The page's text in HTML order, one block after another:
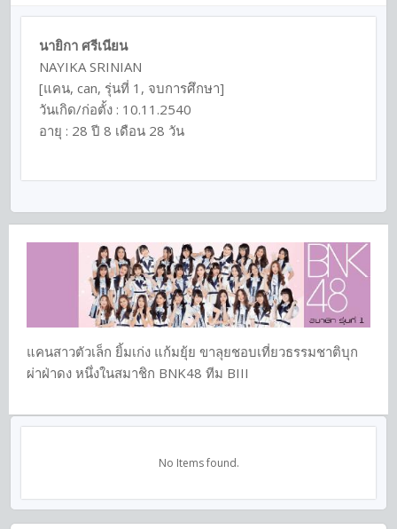
นายิกา ศรีเนียน
NAYIKA SRINIAN
[แคน, can, รุ่นที่ 1, จบการศึกษา]
วันเกิด/ก่อตั้ง : 10.11.2540
อายุ : 28 ปี 8 เดือน 28 วัน
แคนสาวตัวเล็ก ยิ้มเก่ง แก้มยุ้ย ขาลุยชอบเที่ยวธรรมชาติบุก
ผ่าฝ่าดง หนึ่งในสมาชิก BNK48 ทีม BIII
No Items found.